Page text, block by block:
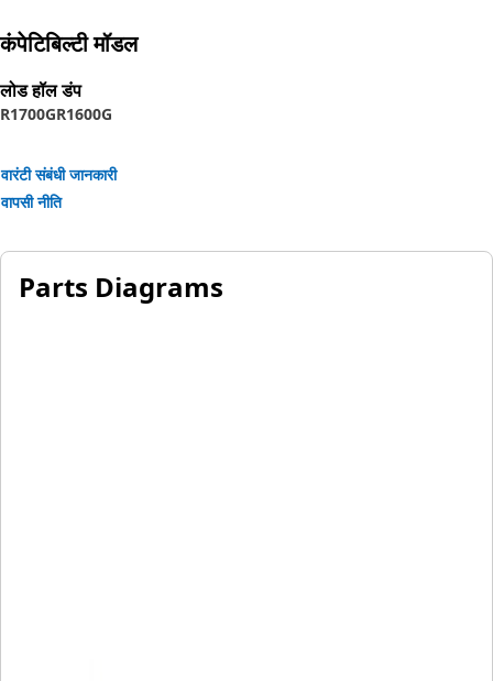
कंपेटिबिल्टी मॉडल
लोड हॉल डंप
R1700GR1600G
वारंटी संबंधी जानकारी
वापसी नीति
Parts Diagrams